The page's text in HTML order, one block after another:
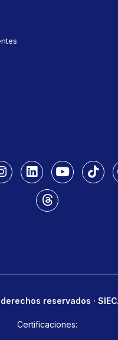
reservados ·
Certificaciones: